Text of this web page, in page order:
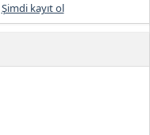
Şimdi kayıt ol